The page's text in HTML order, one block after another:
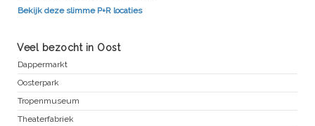
Bekijk deze slimme P+R locaties
Veel bezocht in Oost
Dappermarkt
Oosterpark
Tropenmuseum
Theaterfabriek